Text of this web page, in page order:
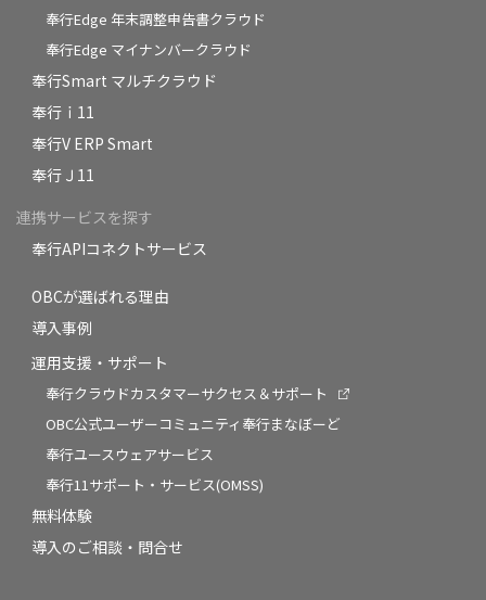
奉行Edge 年末調整申告書クラウド
奉行Edge マイナンバークラウド
奉行Smart マルチクラウド
奉行ｉ11
奉行V ERP Smart
奉行Ｊ11
連携サービスを探す
奉行APIコネクトサービス
OBCが選ばれる理由
導入事例
運用支援・サポート
奉行クラウドカスタマーサクセス＆サポート
OBC公式ユーザーコミュニティ奉行まなぼーど
奉行ユースウェアサービス
奉行11サポート・サービス(OMSS)
無料体験
導入のご相談・問合せ